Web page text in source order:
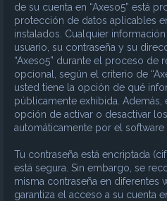
de su cuenta en “Axeso5” está
protección de datos aplicables
instalados. Cualquier
usuario, su contraseña y su
“Axeso5” durante el proceso de
opcional, según el criterio de
usted tiene la opción de qué
públicamente exhibida. Además,
opción de activar o desactivar
automáticamente por el software
Tu contraseña está encriptada
está segura. Sin embargo, se
misma contraseña en diferentes
garantiza el acceso a su cuenta